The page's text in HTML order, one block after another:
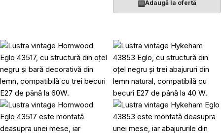
▤Adaugă la ofertă